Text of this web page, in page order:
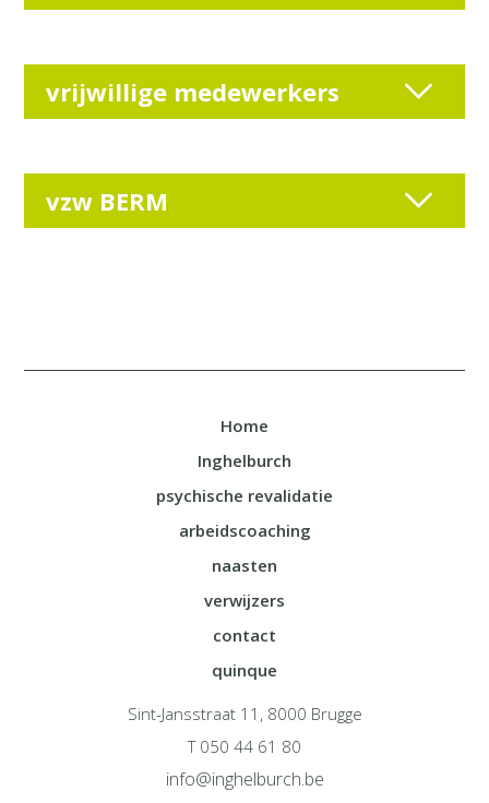
vrijwillige medewerkers
vzw BERM
Home
Inghelburch
psychische revalidatie
arbeidscoaching
naasten
verwijzers
contact
quinque
Sint-Jansstraat 11, 8000 Brugge
T 050 44 61 80
info@inghelburch.be